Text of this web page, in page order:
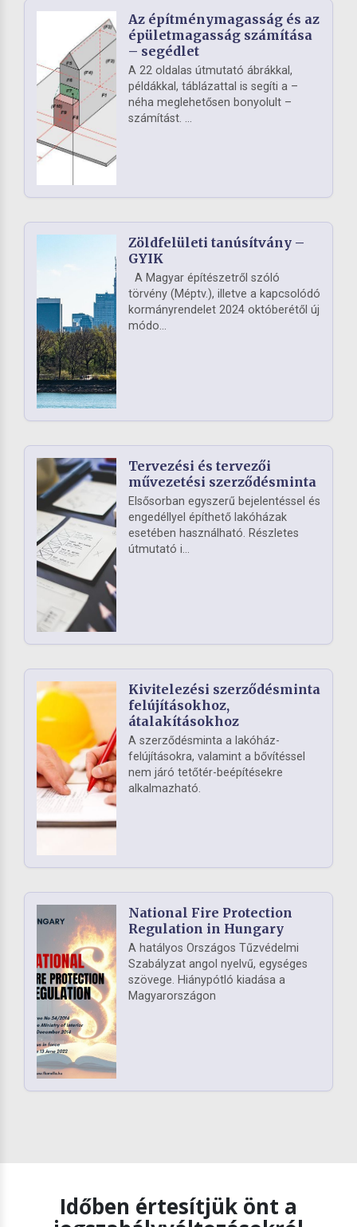
Az építménymagasság és az
épületmagasság számítása
– segédlet
A 22 oldalas útmutató ábrákkal,
példákkal, táblázattal is segíti a –
néha meglehetősen bonyolult –
számítást. ...
Zöldfelületi tanúsítvány –
GYIK
A Magyar építészetről szóló
törvény (Méptv.), illetve a kapcsolódó
kormányrendelet 2024 októberétől új
módo...
Tervezési és tervezői
művezetési szerződésminta
Elsősorban egyszerű bejelentéssel és
engedéllyel építhető lakóházak
esetében használható. Részletes
útmutató i...
Kivitelezési szerződésminta
felújításokhoz,
átalakításokhoz
A szerződésminta a lakóház-
felújításokra, valamint a bővítéssel
nem járó tetőtér-beépítésekre
alkalmazható.
National Fire Protection
Regulation in Hungary
A hatályos Országos Tűzvédelmi
Szabályzat angol nyelvű, egységes
szövege. Hiánypótló kiadása a
Magyarországon
Időben értesítjük önt a